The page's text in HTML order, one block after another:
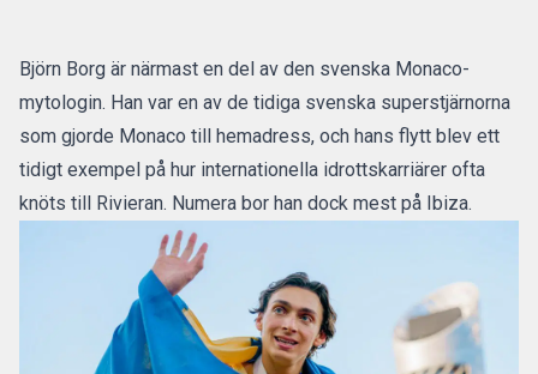
Björn Borg är närmast en del av den svenska Monaco-
mytologin. Han var en av de tidiga svenska superstjärnorna
som gjorde Monaco till hemadress, och hans flytt blev ett
tidigt exempel på hur internationella idrottskarriärer ofta
knöts till Rivieran. Numera bor han dock mest på Ibiza.